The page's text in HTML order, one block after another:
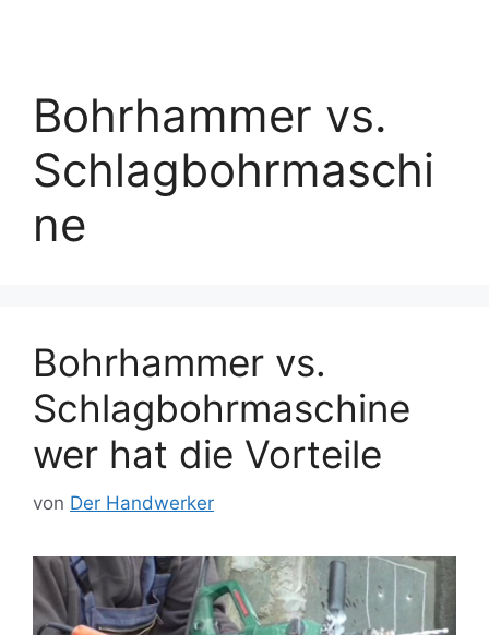
Bohrhammer vs.
Schlagbohrmaschi
ne
Bohrhammer vs.
Schlagbohrmaschine
wer hat die Vorteile
von Der Handwerker